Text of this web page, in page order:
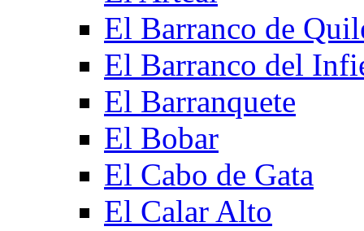
El Barranco de
El Barranco del
El Barranquete
El Bobar
El Cabo de Gata
El Calar Alto